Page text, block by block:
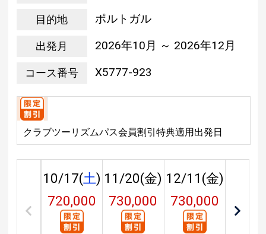
目的地 ポルトガル
出発月 2026年10月 ～ 2026年12月
コース番号 X5777-923
クラブツーリズムパス会員割引特典適用出発日
10/17(土)
720,000
円
11/20(金)
730,000
円
12/11(金)
730,000
円